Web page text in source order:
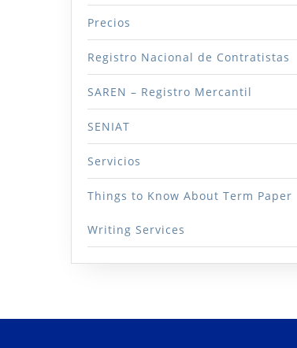
Precios
Registro Nacional de Contratistas
SAREN – Registro Mercantil
SENIAT
Servicios
Things to Know About Term Paper
Writing Services